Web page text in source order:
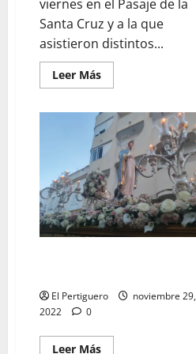
viernes en el Pasaje de la
Santa Cruz y a la que
asistieron distintos...
Leer MásLeer
más
EN
VIDEO:
«Mesa
redonda
sobre
la
costalería
en
la
Semana
Santa
de
El Pertiguero
noviembre 29,
2022
0
Leer MásLeer